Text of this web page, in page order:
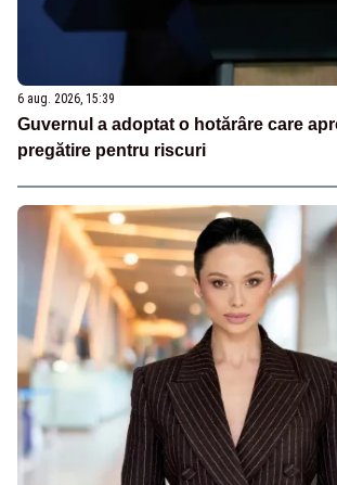
6 aug. 2026, 15:39
Guvernul a adoptat o hotărâre care
pregătire pentru riscuri